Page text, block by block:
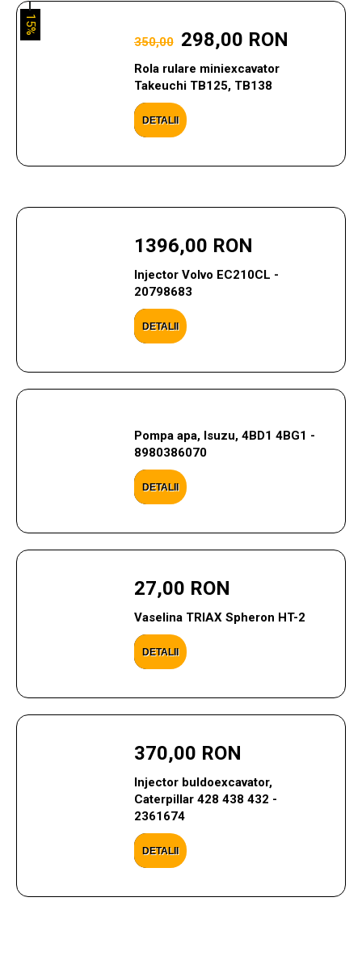
350,00 298,00 RON
Rola rulare miniexcavator
Takeuchi TB125, TB138
DETALII
15%
1396,00 RON
Injector Volvo EC210CL -
20798683
DETALII
Pompa apa, Isuzu, 4BD1 4BG1 -
8980386070
DETALII
27,00 RON
Vaselina TRIAX Spheron HT-2
DETALII
370,00 RON
Injector buldoexcavator,
Caterpillar 428 438 432 -
2361674
DETALII